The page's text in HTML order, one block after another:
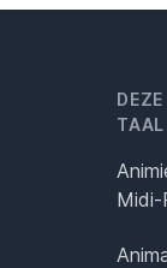
TAAL
Midi-